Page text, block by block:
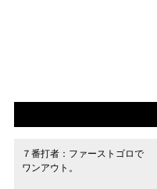
７番打者：ファーストゴロで
ワンアウト。